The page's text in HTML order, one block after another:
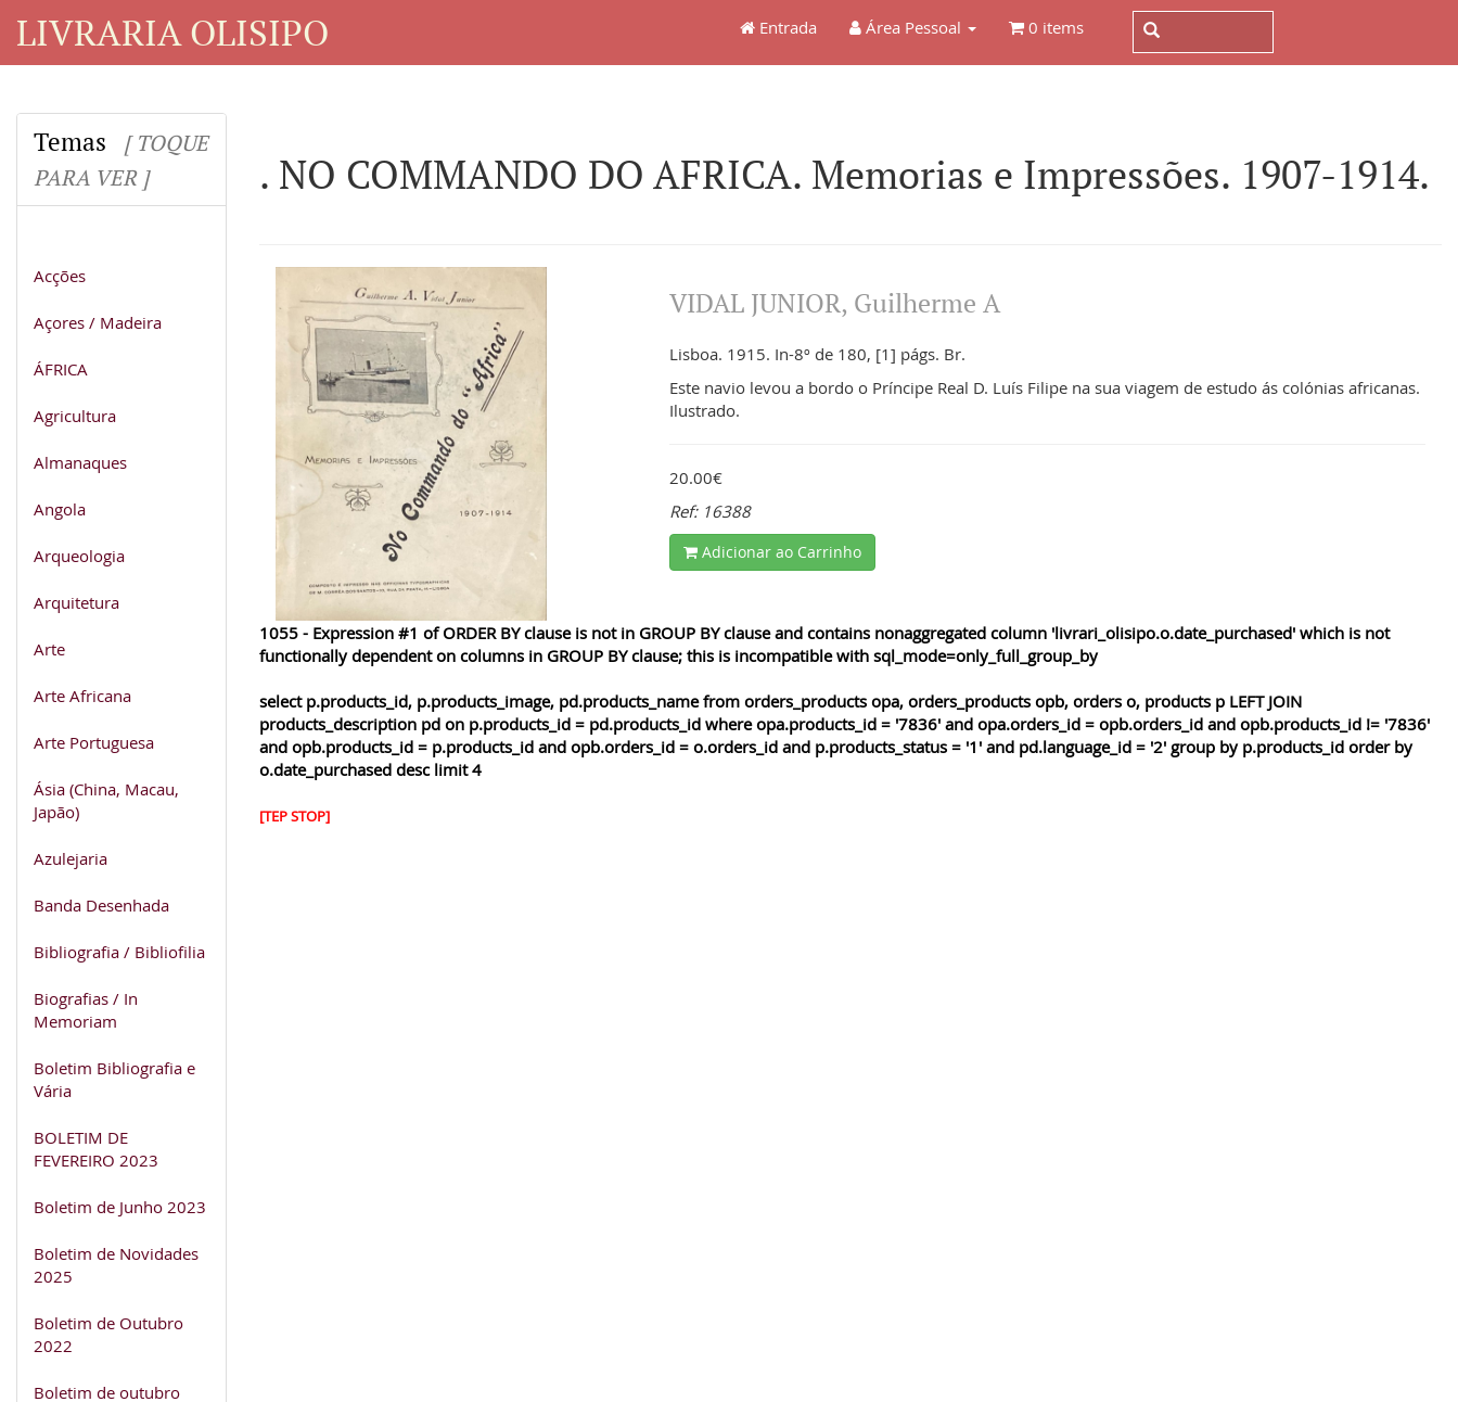
LIVRARIA OLISIPO Entrada Área Pessoal 0 items
Temas
[ TOQUE
PARA VER ]
Acções
Açores / Madeira
ÁFRICA
Agricultura
Almanaques
Angola
Arqueologia
Arquitetura
Arte
Arte Africana
Arte Portuguesa
Ásia (China, Macau,
Japão)
Azulejaria
Banda Desenhada
Bibliografia / Bibliofilia
Biografias / In
Memoriam
Boletim Bibliografia e
Vária
BOLETIM DE
FEVEREIRO 2023
Boletim de Junho 2023
Boletim de Novidades
2025
Boletim de Outubro
2022
Boletim de outubro
. NO COMMANDO DO AFRICA. Memorias e Impressões. 1907-1914.
VIDAL JUNIOR, Guilherme A
Lisboa. 1915. In-8º de 180, [1] págs. Br.
Este navio levou a bordo o Príncipe Real D. Luís Filipe na sua viagem de estudo ás colónias africanas.
Ilustrado.
20.00€
Ref: 16388
Adicionar ao Carrinho
1055 - Expression #1 of ORDER BY clause is not in GROUP BY clause and contains nonaggregated column 'livrari_olisipo.o.date_purchased' which is not
functionally dependent on columns in GROUP BY clause; this is incompatible with sql_mode=only_full_group_by
select p.products_id, p.products_image, pd.products_name from orders_products opa, orders_products opb, orders o, products p LEFT JOIN
products_description pd on p.products_id = pd.products_id where opa.products_id = '7836' and opa.orders_id = opb.orders_id and opb.products_id != '7836'
and opb.products_id = p.products_id and opb.orders_id = o.orders_id and p.products_status = '1' and pd.language_id = '2' group by p.products_id order by
o.date_purchased desc limit 4
[TEP STOP]